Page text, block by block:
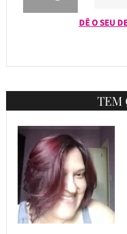
DÊ O SEU
TEM